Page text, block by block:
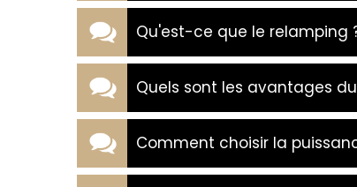
Qu'est-ce que le relamping
Quels sont les avantages
Comment choisir la